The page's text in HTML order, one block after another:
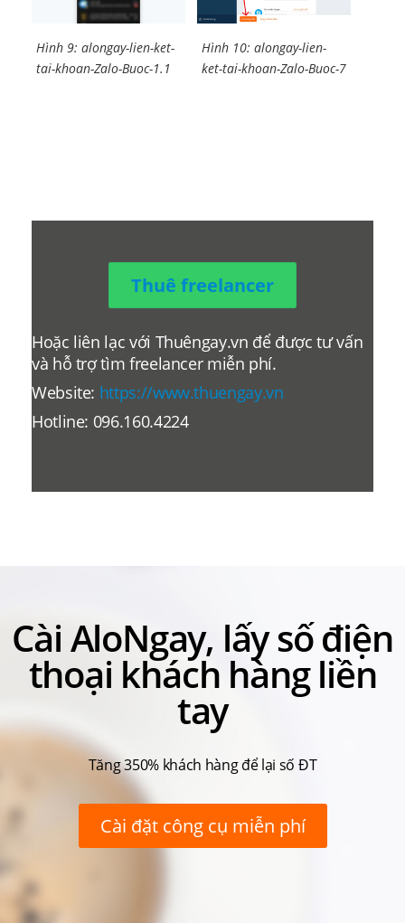
Hình 9: alongay-lien-ket-
tai-khoan-Zalo-Buoc-1.1
Hình 10: alongay-lien-
ket-tai-khoan-Zalo-Buoc-7
Thuê freelancer
Hoặc liên lạc với Thuêngay.vn để được tư vấn
và hỗ trợ tìm freelancer miễn phí.
Website: https://www.thuengay.vn
Hotline: 096.160.4224
Cài AloNgay, lấy số điện
thoại khách hàng liền
tay
Tăng 350% khách hàng để lại số ĐT
Cài đặt công cụ miễn phí